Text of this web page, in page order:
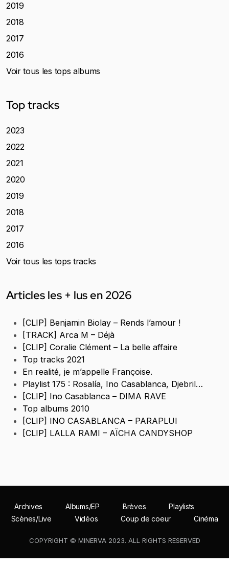
2019
2018
2017
2016
Voir tous les tops albums
Top tracks
2023
2022
2021
2020
2019
2018
2017
2016
Voir tous les tops tracks
Articles les + lus en 2026
[CLIP] Benjamin Biolay – Rends l’amour !
[TRACK] Arca M – Déjà
[CLIP] Coralie Clément – La belle affaire
Top tracks 2021
En realité, je m’appelle Françoise.
Playlist 175 : Rosalía, Ino Casablanca, Djebril…
[CLIP] Ino Casablanca – DIMA RAVE
Top albums 2010
[CLIP] INO CASABLANCA – PARAPLUI
[CLIP] LALLA RAMI – AÏCHA CANDYSHOP
Archives Albums/EP Brèves
Playlists
Scènes/Live
Vidéos Coup de coeur Cinéma
COPYRIGHT © MINERVA 2023. ALL RIGHTS RESERVED